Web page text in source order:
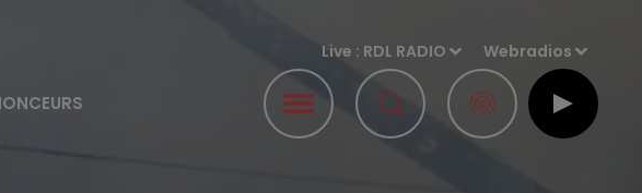
Live : RDL RADIO Webradios